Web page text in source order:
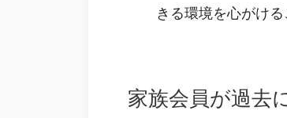
きる環境を心がける
家族会員が過去